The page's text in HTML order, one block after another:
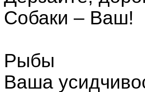
Собаки – Ваш!
Рыбы
Ваша